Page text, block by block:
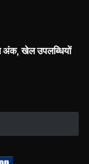
अंक, खेल उपलब्धियों